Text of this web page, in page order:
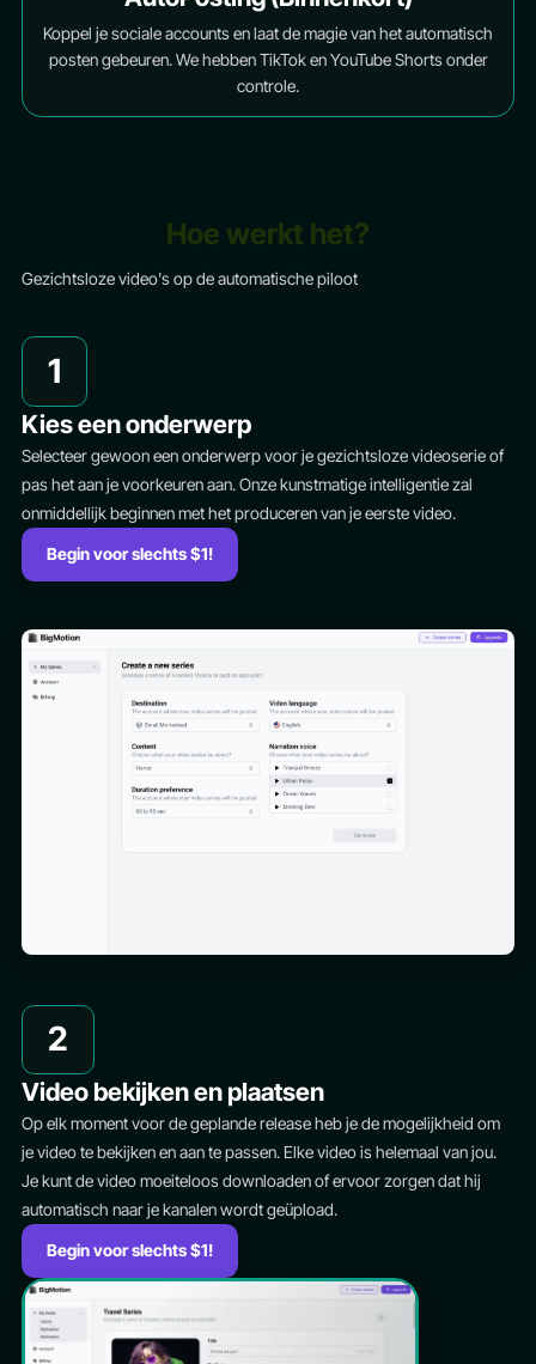
Koppel je sociale accounts en laat de magie van het automatisch
posten gebeuren. We hebben TikTok en YouTube Shorts onder
controle.
Hoe werkt het?
Gezichtsloze video's op de automatische piloot
1
Kies een onderwerp
Selecteer gewoon een onderwerp voor je gezichtsloze videoserie of
pas het aan je voorkeuren aan. Onze kunstmatige intelligentie zal
onmiddellijk beginnen met het produceren van je eerste video.
Begin voor slechts $1!
2
Video bekijken en plaatsen
Op elk moment voor de geplande release heb je de mogelijkheid om
je video te bekijken en aan te passen. Elke video is helemaal van jou.
Je kunt de video moeiteloos downloaden of ervoor zorgen dat hij
automatisch naar je kanalen wordt geüpload.
Begin voor slechts $1!